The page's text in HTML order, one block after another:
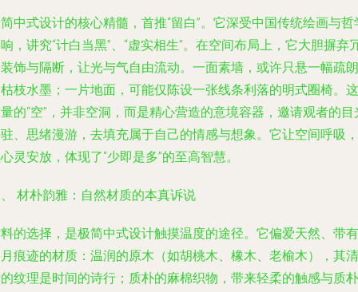
中式设计的核心精髓，首推“留白”。它深受中国传统绘画与哲
，讲究“计白当黑”、“虚实相生”。在空间布局上，它大胆摒弃
饰与隔断，让光与气自由流动。一面素墙，或许只悬一幅疏朗
枝水墨；一片地面，可能仅陈设一张线条利落的明式圈椅。这
的“空”，并非空洞，而是精心营造的意境容器，邀请观者的目
、思绪漫游，去填充属于自己的情感与想象。它让空间呼吸，
灵安放，体现了“少即是多”的至高智慧。
材朴韵雅：自然材质的本真诉说
的选择，是极简中式设计触摸温度的途径。它偏爱天然、带有
痕迹的材质：温润的原木（如胡桃木、橡木、老榆木），其清
纹理是时间的诗行；质朴的麻棉织物，带来轻柔的触感与质朴